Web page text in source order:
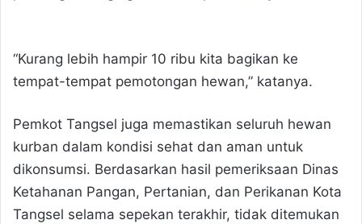
“Kurang lebih hampir 10 ribu kita bagikan ke
tempat-tempat pemotongan hewan,” katanya.
Pemkot Tangsel juga memastikan seluruh hewan
kurban dalam kondisi sehat dan aman untuk
dikonsumsi. Berdasarkan hasil pemeriksaan Dinas
Ketahanan Pangan, Pertanian, dan Perikanan Kota
Tangsel selama sepekan terakhir, tidak ditemukan